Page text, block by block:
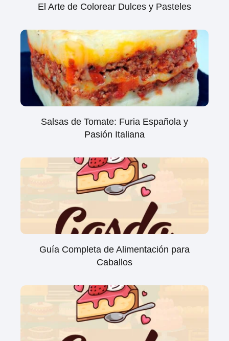
El Arte de Colorear Dulces y Pasteles
Salsas de Tomate: Furia Española y
Pasión Italiana
Guía Completa de Alimentación para
Caballos